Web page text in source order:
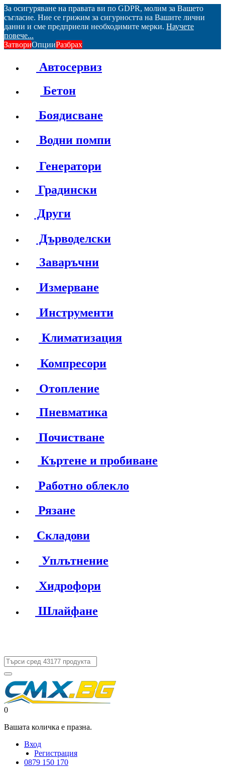
За осигуряване на правата ви по GDPR, молим за Вашето
съгласие. Ние се грижим за сигурността на Вашите лични
данни и сме предприели необходимите мерки. Научете
повече...
ЗатвориОпцииРазбрах
Автосервиз
Бетон
Боядисване
Водни помпи
Генератори
Градински
Други
Дърводелски
Заваръчни
Измерване
Инструменти
Климатизация
Компресори
Отопление
Пневматика
Почистване
Къртене и пробиване
Работно облекло
Рязане
Складови
Уплътнение
Хидрофори
Шлайфане
0
Вашата количка е празна.
Вход
Регистрация
0879 150 170